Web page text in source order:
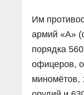
Им
армий «А»
порядка
офицеров,
миномётов,